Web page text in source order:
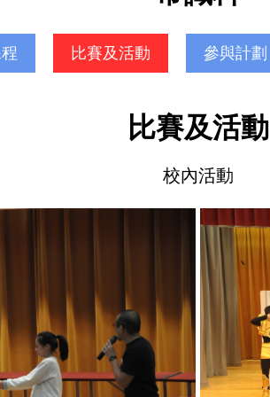
比賽及活動 參與計劃
比賽及活動
校內活動